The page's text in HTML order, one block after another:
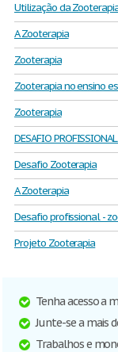
Utilização da
A Zooterapia
Zooterapia
Zooterapia no ensino
Zooterapia
DESAFIO
Desafio Zooterapia
A Zooterapia
Desafio profissional -
Projeto Zooterapia
Tenha acesso a
Junte-se a mais
Trabalhos e